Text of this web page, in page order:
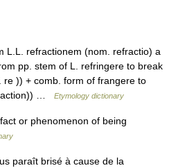
L.L. refractionem (nom. refractio) a
pp. stem of L. refringere to break
)) + comb. form of frangere to
…
Etymology dictionary
or phenomenon of being
paraît brisé à cause de la